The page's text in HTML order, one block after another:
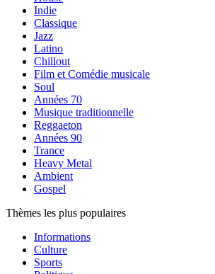
Indie
Classique
Jazz
Latino
Chillout
Film et Comédie musicale
Soul
Années 70
Musique traditionnelle
Reggaeton
Années 90
Trance
Heavy Metal
Ambient
Gospel
Thèmes les plus populaires
Informations
Culture
Sports